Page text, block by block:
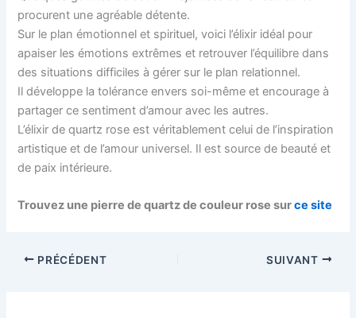
procurent une agréable détente.
Sur le plan émotionnel et spirituel, voici l’élixir idéal pour
apaiser les émotions extrêmes et retrouver l’équilibre dans
des situations difficiles à gérer sur le plan relationnel.
Il développe la tolérance envers soi-même et encourage à
partager ce sentiment d’amour avec les autres.
L’élixir de quartz rose est véritablement celui de l’inspiration
artistique et de l’amour universel. Il est source de beauté et
de paix intérieure.
Trouvez une pierre de quartz de couleur rose surce site
PRÉCÉDENT SUIVANT